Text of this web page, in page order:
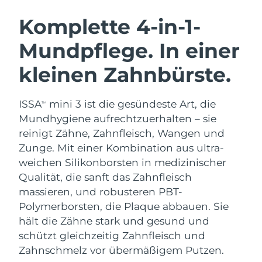
Komplette 4-in-1-
Mundpflege. In einer
kleinen Zahnbürste.
ISSATM
mini 3 ist die gesündeste Art, die
Mundhygiene aufrechtzuerhalten – sie
reinigt Zähne, Zahnfleisch, Wangen und
Zunge. Mit einer Kombination aus ultra-
weichen Silikonborsten in medizinischer
Qualität, die sanft das Zahnfleisch
massieren, und robusteren PBT-
Polymerborsten, die Plaque abbauen. Sie
hält die Zähne stark und gesund und
schützt gleichzeitig Zahnfleisch und
Zahnschmelz vor übermäßigem Putzen.
Gesichtsreinigung
Anti-aging massage
LUNA™ 4 Plus
Massage, LED heating
LUNA™ 4 Men
For men, anti-aging massage
Gesichtsstraffung
Microcurrent toning
BEAR™ 2 go
Microcurrent toning on-the-go
BEAR™ 2 eyes & lips
Microcurrent line smoothing device
Hydratisierung
UFO™ 3 Set
Deep facial hydration
UFO™ 3 LED
Near-infrared and red light therapy
device
Mundpflege
issa™ 4
Hybrid silicone sonic toothbrush
issa™ 4 plus
Smart hybrid silicone sonic toothbrush
FAQ™ ANTI-AGING-BEHANDLUNG
Anti-aging LED-Behandlungen
NEW
Österreich Erwartete Lieferung
Bahrain Erwartete Lieferung8/10/26
Belgien Erwartete Lieferung 8/9/26
Bermuda Erwartete Lieferung
Bosnien und
Herzegowina
Erwartete Lieferung8/12/26
Brunei Darussalam Erwartete Lieferung
Bulgarien Erwartete Lieferung8/9/26
Kanada Erwartete Lieferung